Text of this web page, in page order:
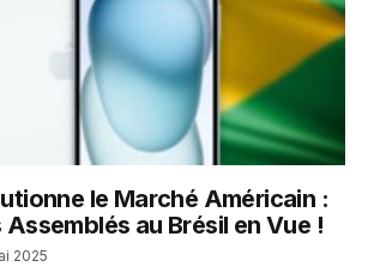
mon nom, mon e-mail et mon
le navigateur pour mon prochain
le Marché Américain :
Assemblés au Brésil en Vue !
2025